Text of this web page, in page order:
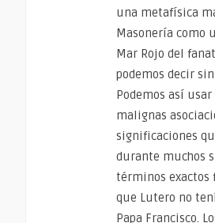
una metafísica
Masonería como
Mar Rojo del
podemos decir
Podemos así
malignas
significaciones
durante muchos
términos exactos
que Lutero no
Papa Francisco.